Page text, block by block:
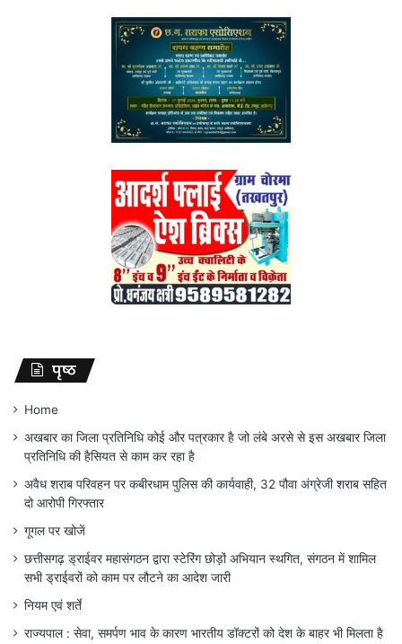
पृष्ठ
Home
अखबार का जिला प्रतिनिधि कोई और पत्रकार है जो लंबे अरसे से इस अखबार जिला
प्रतिनिधि की हैसियत से काम कर रहा है
अवैध शराब परिवहन पर कबीरधाम पुलिस की कार्यवाही, 32 पौवा अंग्रेजी शराब सहित
दो आरोपी गिरफ्तार
गूगल पर खोजें
छत्तीसगढ़ ड्राईवर महासंगठन द्वारा स्टेरिंग छोड़ों अभियान स्थगित, संगठन में शामिल
सभी ड्राईवरों को काम पर लौटने का आदेश जारी
नियम एवं शर्ते
राज्यपाल : सेवा, समर्पण भाव के कारण भारतीय डॉक्टरों को देश के बाहर भी मिलता है